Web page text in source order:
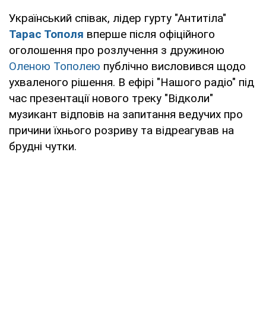
Український співак, лідер гурту "Антитіла"
Тарас Тополя вперше після офіційного
оголошення про розлучення з дружиною
Оленою Тополею публічно висловився щодо
ухваленого рішення. В ефірі "Нашого радіо" під
час презентації нового треку "Відколи"
музикант відповів на запитання ведучих про
причини їхнього розриву та відреагував на
брудні чутки.